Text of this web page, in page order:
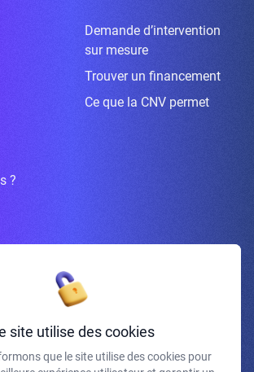
Demande d’intervention
sur mesure
Trouver un financement
Ce que la CNV permet
?
vous à la newsletter
site utilise des cookies
que le site utilise des cookies pour